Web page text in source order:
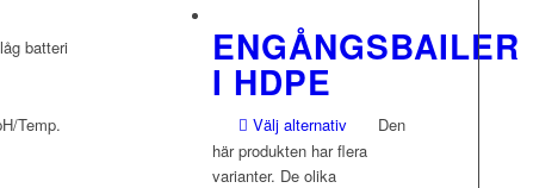
batteri
Temp.
ENGÅNGSBAILER
I HDPE
Välj alternativ
Den
här produkten har flera
varianter. De olika